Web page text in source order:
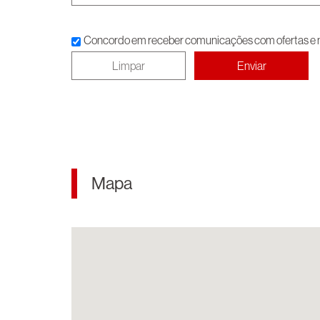
Concordo em receber comunicações com ofertas e
Mapa